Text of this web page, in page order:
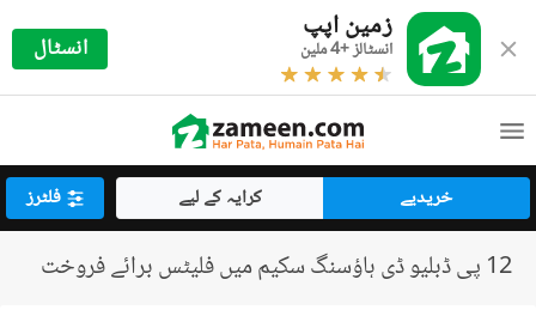
زمین اپپ
انسٹالز +4 ملین انسٹال
خریدیے کرایہ کے لیے فلٹرز
12 پی ڈبلیو ڈی ہاؤسنگ سکیم میں فلیٹس برائے فروخت